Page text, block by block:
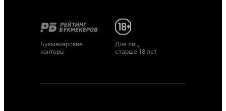
Букмекерские
конторы
Для лиц
старше 18 лет